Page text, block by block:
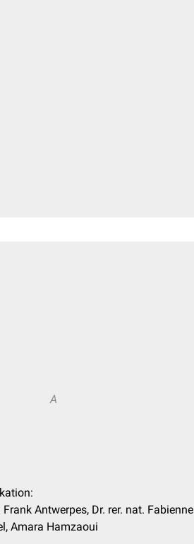
A
Antwerpes, Dr. rer. nat. Fabienne
Amara Hamzaoui